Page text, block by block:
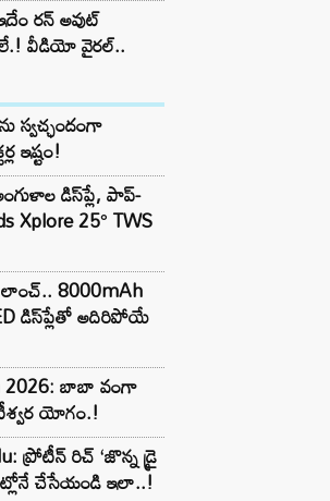
రన్ అవుట్
వీడియో వైరల్..
స్వచ్ఛందంగా
ఇష్టం!
డిస్‌ప్లే, పాప్-
Xplore 25° TWS
8000mAh
డిస్‌ప్లేతో అదిరిపోయే
2026: బాబా వంగా
యోగం.!
ప్రోటీన్ రిచ్ ‘జొన్న డ్రై
ఇంట్లోనే చేసేయండి ఇలా..!